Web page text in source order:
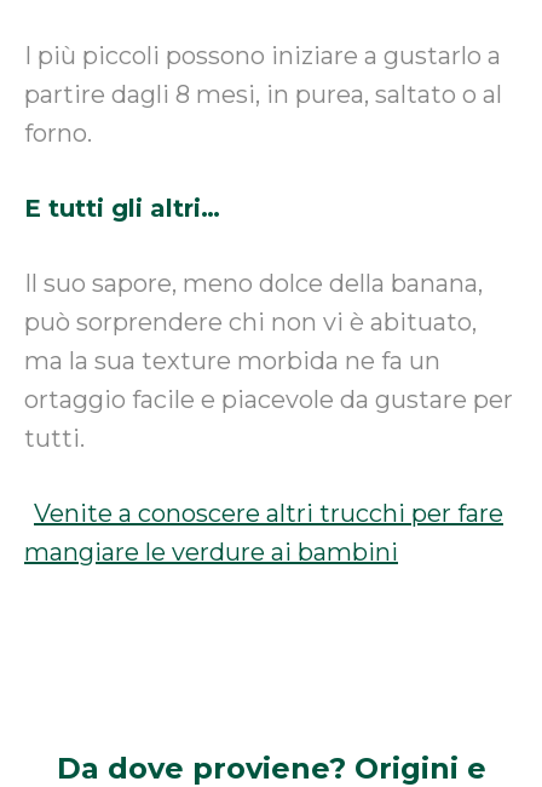
I più piccoli possono iniziare a gustarlo a
partire dagli 8 mesi, in purea, saltato o al
forno.
E tutti gli altri…
Il suo sapore, meno dolce della banana,
può sorprendere chi non vi è abituato,
ma la sua texture morbida ne fa un
ortaggio facile e piacevole da gustare per
tutti.
Venite a conoscere altri trucchi per fare
mangiare le verdure ai bambini
Da dove proviene? Origini e